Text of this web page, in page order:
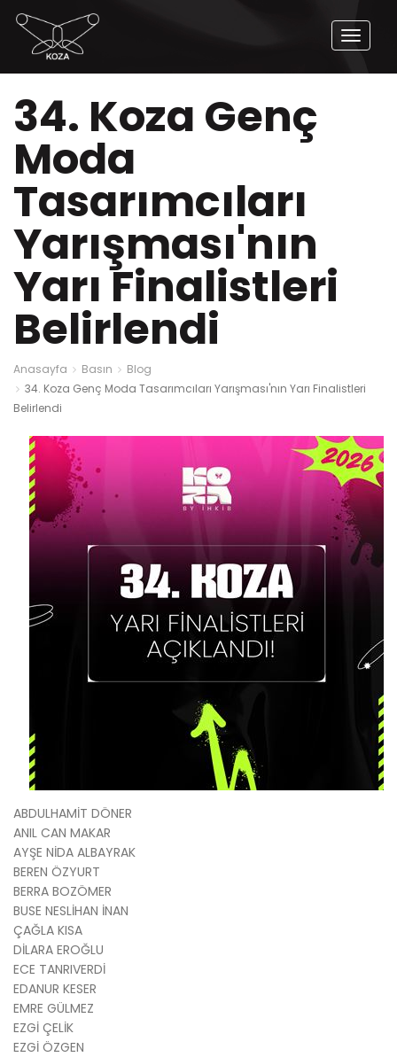
Aç
34. Koza Genç
Moda
Tasarımcıları
Yarışması'nın
Yarı Finalistleri
Belirlendi
Anasayfa Basın
Blog
34. Koza Genç Moda Tasarımcıları Yarışması'nın Yarı Finalistleri
Belirlendi
ABDULHAMİT DÖNER
ANIL CAN MAKAR
AYŞE NİDA ALBAYRAK
BEREN ÖZYURT
BERRA BOZÖMER
BUSE NESLİHAN İNAN
ÇAĞLA KISA
DİLARA EROĞLU
ECE TANRIVERDİ
EDANUR KESER
EMRE GÜLMEZ
EZGİ ÇELİK
EZGİ ÖZGEN